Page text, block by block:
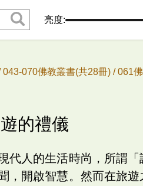
亮度:
043-070佛教叢書(共28冊) /061
的禮儀
代人的生活時尚，所謂
，開啟智慧。然而在旅